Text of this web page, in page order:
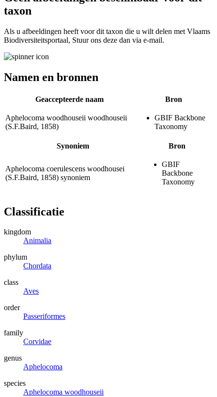
taxon
Als u afbeeldingen heeft voor dit taxon die u wilt delen met Vlaams
Biodiversiteitsportaal, Stuur ons deze dan via e-mail.
Namen en bronnen
Geaccepteerde naam Bron
Aphelocoma woodhouseii woodhouseii
(S.F.Baird, 1858)
GBIF Backbone
Taxonomy
Synoniem Bron
Aphelocoma coerulescens woodhousei
(S.F.Baird, 1858) synoniem
GBIF
Backbone
Taxonomy
Classificatie
kingdom
Animalia
phylum
Chordata
class
Aves
order
Passeriformes
family
Corvidae
genus
Aphelocoma
species
Aphelocoma woodhouseii